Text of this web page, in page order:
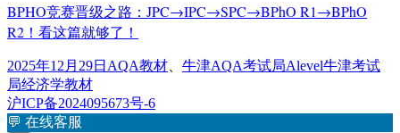
BPHO竞赛晋级之路：JPC→IPC→SPC→BPhO R1→BPhO
R2！看这篇就够了！
发
布
于
2025年12月29日 分
AQA教材 牛津AQA考试局标
Alevel牛津考试
局经济学教材
沪ICP备2024095673号-6
💬 在线客服